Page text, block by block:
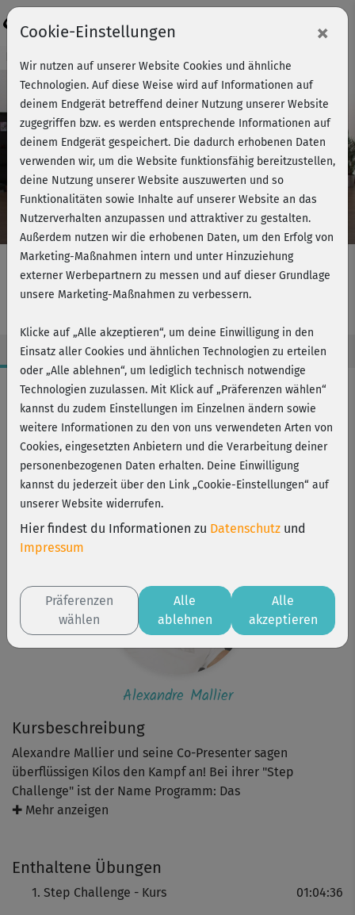
Play
Video
Kursvorschau - Jetzt mitmachen!
Step Challenge - Fatburner Workout
Kursbeschreibung
Alexandre Mallier und seine Co-Presenter sagen
überflüssigen Kilos den Kampf an! Bei ihrer "Step
Challenge" ist der Name Programm: Das
abwechslungsreiche Step-Workout punktet nicht nur mit
Der Kurs ist auch effektives Figurtraining & Cardio-
Workout in einem – perfekt für alle, die einen Körper in
✚ Mehr anzeigen
Enthaltene Übungen
Step Challenge - Kurs 01:04:36
Workout-Facts
mittelschwer
65 Min
775 kcal
Alexandre Mallier
Alexandre Mallier
Cookie-Einstellungen ×
Wir nutzen auf unserer Website Cookies und ähnliche
Technologien. Auf diese Weise wird auf Informationen auf
deinem Endgerät betreffend deiner Nutzung unserer Website
zugegriffen bzw. es werden entsprechende Informationen auf
deinem Endgerät gespeichert. Die dadurch erhobenen Daten
verwenden wir, um die Website funktionsfähig bereitzustellen,
deine Nutzung unserer Website auszuwerten und so
Funktionalitäten sowie Inhalte auf unserer Website an das
Nutzerverhalten anzupassen und attraktiver zu gestalten.
Außerdem nutzen wir die erhobenen Daten, um den Erfolg von
Marketing-Maßnahmen intern und unter Hinzuziehung
externer Werbepartnern zu messen und auf dieser Grundlage
unsere Marketing-Maßnahmen zu verbessern.
Klicke auf „Alle akzeptieren“, um deine Einwilligung in den
Einsatz aller Cookies und ähnlichen Technologien zu erteilen
oder „Alle ablehnen“, um lediglich technisch notwendige
Technologien zuzulassen. Mit Klick auf „Präferenzen wählen“
kannst du zudem Einstellungen im Einzelnen ändern sowie
weitere Informationen zu den von uns verwendeten Arten von
Cookies, eingesetzten Anbietern und die Verarbeitung deiner
personenbezogenen Daten erhalten. Deine Einwilligung
kannst du jederzeit über den Link „Cookie-Einstellungen“ auf
unserer Website widerrufen.
Hier findest du Informationen zu Datenschutz und
Impressum
Präferenzen
wählen
Alle
ablehnen
Alle
akzeptieren